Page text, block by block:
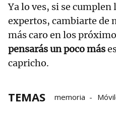
Ya lo ves, si se cumplen
expertos, cambiarte de
más caro en los
pensarás un poco más
capricho.
TEMAS memoria